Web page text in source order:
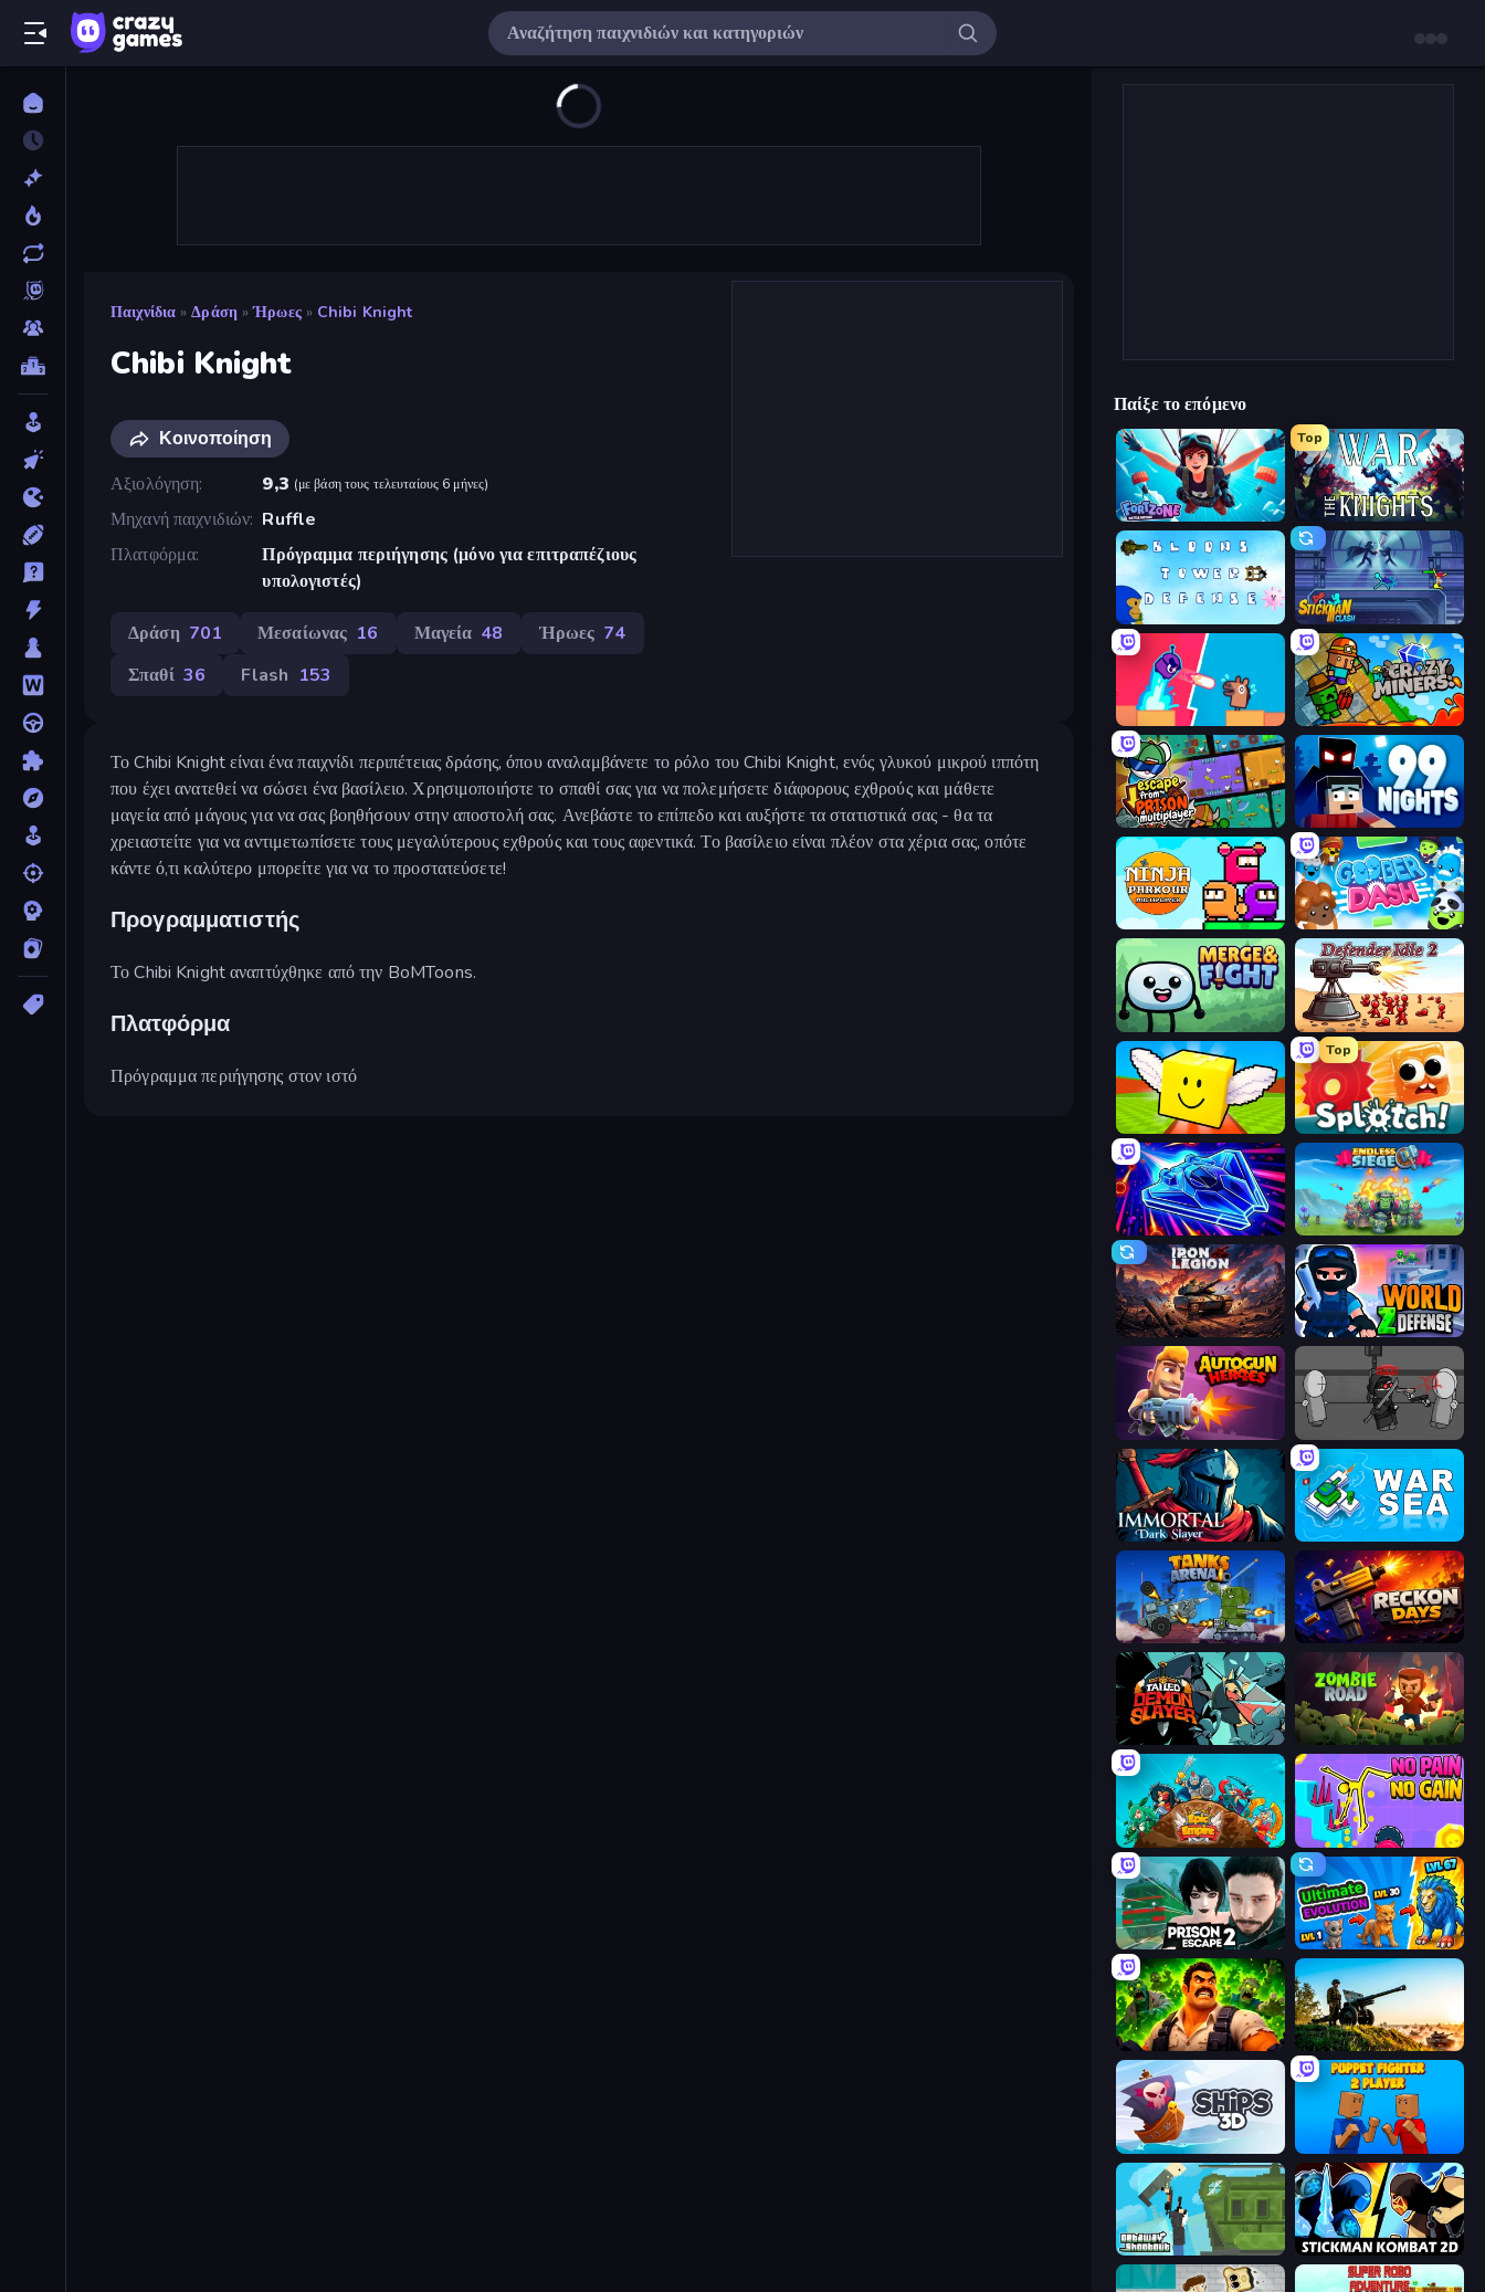
Παιχνίδια » Δράση » Ήρωες » Chibi Knight
Chibi Knight
Κοινοποίηση
Αξιολόγηση
9,3 (με βάση τους τελευταίους 6 μήνες)
Μηχανή παιχνιδιών Ruffle
Πλατφόρμα
Πρόγραμμα περιήγησης (μόνο για επιτραπέζιους
υπολογιστές)
Δράση 701 Μεσαίωνας 16 Μαγεία 48 Ήρωες 74
Σπαθί 36 Flash 153
Το Chibi Knight είναι ένα παιχνίδι περιπέτειας δράσης, όπου αναλαμβάνετε το ρόλο του Chibi Knight, ενός γλυκού μικρού ιππότη
που έχει ανατεθεί να σώσει ένα βασίλειο. Χρησιμοποιήστε το σπαθί σας για να πολεμήσετε διάφορους εχθρούς και μάθετε
μαγεία από μάγους για να σας βοηθήσουν στην αποστολή σας. Ανεβάστε το επίπεδο και αυξήστε τα στατιστικά σας - θα τα
χρειαστείτε για να αντιμετωπίσετε τους μεγαλύτερους εχθρούς και τους αφεντικά. Το βασίλειο είναι πλέον στα χέρια σας, οπότε
κάντε ό,τι καλύτερο μπορείτε για να το προστατεύσετε!
Προγραμματιστής
Το Chibi Knight αναπτύχθηκε από την BoMToons.
Πλατφόρμα
Πρόγραμμα περιήγησης στον ιστό
Παίξε το επόμενο
Fortzone Battle Royale
Top
War the Knights
Stickman Clash
Boom Slingers ReBoom Crazy Miners
Escape From Prison Multiplayer 99 Nights (Bloxd.io)
Ninja Parkour Multiplayer Goober Dash
Merge & Fight Defender Idle 2
Lucky Brainrot Blocks Online
Top
Splotch!
Stellar Swarm Endless Siege
Iron Legion World Z Defense - Zombie Defense
Autogun Heroes Madness Project Nexus
Immortal: Dark Slayer War Sea
Tanks Arena io: Craft & Combat Reckon Days
Tailed Demon Slayer Zombie Road
Epic Empire: Tower Defense No Pain No Gain - Ragdoll Sandbox
Prison Escape 2 Ultimate Evolution
Zombie Lab Escape Artillery Vs Tanks
Ships 3D Puppet Fighter 2 Player
Getaway Shootout Stickman Kombat 2D